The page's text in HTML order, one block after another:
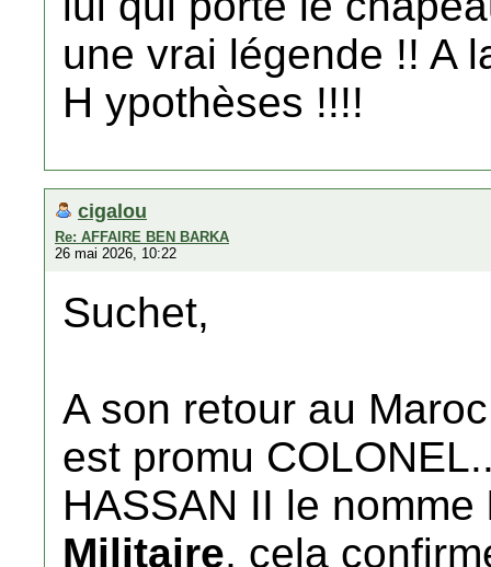
une vrai légende !! A
H ypothèses !!!!
cigalou
Re: AFFAIRE BEN BARKA
26 mai 2026, 10:22
Suchet,
A son retour au
est promu
HASSAN II le nomme
Militaire, cela